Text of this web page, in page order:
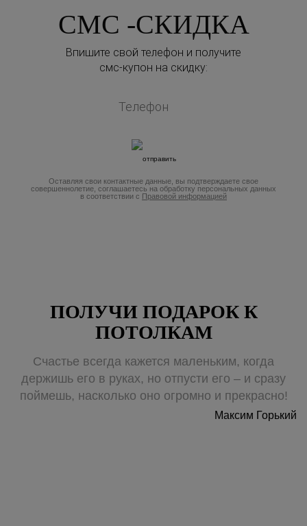
СМС -СКИДКА
Впишите свой телефон и получите
смс-купон на скидку:
Оставляя свои контактные данные, вы подтверждаете свое
совершеннолетие, соглашаетесь на обработку персональных данных
в соответствии с Правовой информацией
ПОЛУЧИ ПОДАРОК К
ПОТОЛКАМ
Счастье всегда кажется маленьким, когда
держишь его в руках, но отпусти его – и сразу
поймешь, насколько оно огромно и прекрасно!
Максим Горький